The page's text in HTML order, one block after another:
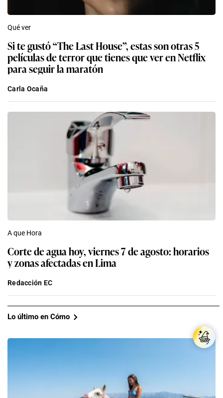
Qué ver
Si te gustó “The Last House”, estas son otras 5
películas de terror que tienes que ver en Netflix
para seguir la maratón
Carla Ocaña
A que Hora
Corte de agua hoy, viernes 7 de agosto: horarios
y zonas afectadas en Lima
Redacción EC
Lo último en Cómo